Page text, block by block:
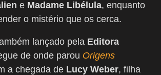
e Madame Libélula, enquanto
o mistério que os cerca.
lançado pela Editora
de onde parou Origens
a chegada de Lucy Weber, filha